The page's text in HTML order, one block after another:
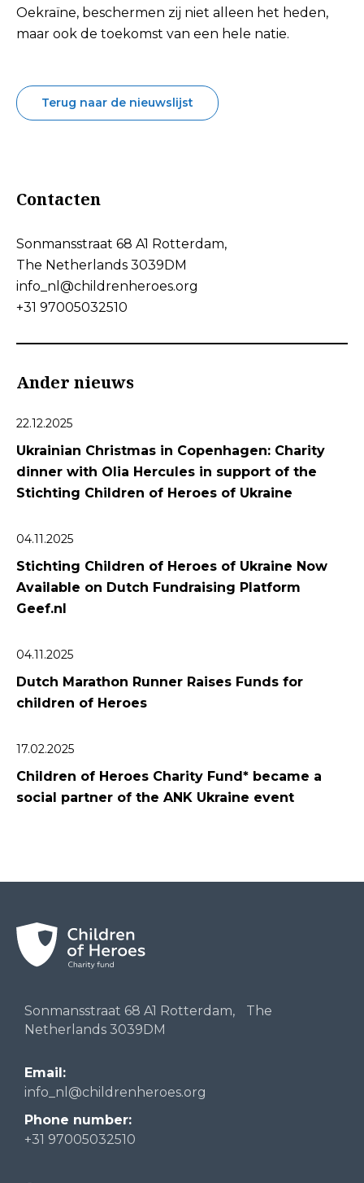
Oekraïne, beschermen zij niet alleen het heden,
maar ook de toekomst van een hele natie.
Terug naar de nieuwslijst
Contacten
Sonmansstraat 68 A1 Rotterdam,
The Netherlands 3039DM
info_nl@childrenheroes.org
+31 97005032510
Ander nieuws
Ukrainian Christmas in Copenhagen: Charity
dinner with Olia Hercules in support of the
Stichting Children of Heroes of Ukraine
22.12.2025
Stichting Children of Heroes of Ukraine Now
Available on Dutch Fundraising Platform
Geef.nl
04.11.2025
Dutch Marathon Runner Raises Funds for
сhildren of Heroes
04.11.2025
Children of Heroes Charity Fund* became a
social partner of the ANK Ukraine event
17.02.2025
Sonmansstraat 68 A1 Rotterdam, The
Netherlands 3039DM
Email:
info_nl@childrenheroes.org
Phone number:
+31 97005032510